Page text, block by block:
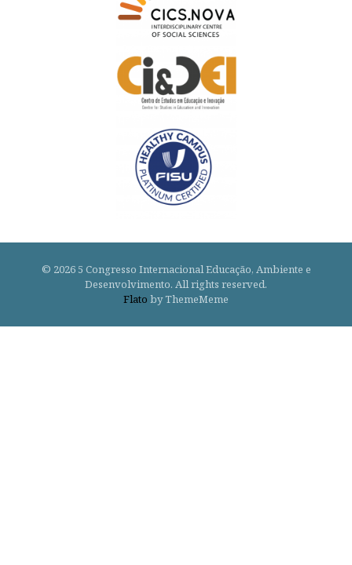
© 2026 5 Congresso Internacional Educação, Ambiente e
Desenvolvimento. All rights reserved.
Flato by ThemeMeme